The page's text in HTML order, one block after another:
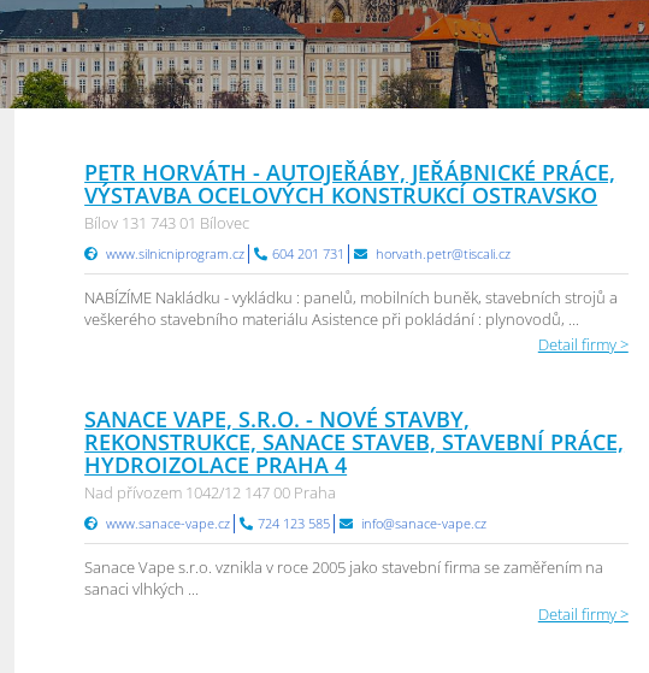
PETR HORVÁTH - AUTOJEŘÁBY, JEŘÁBNICKÉ PRÁCE,
VÝSTAVBA OCELOVÝCH KONSTRUKCÍ OSTRAVSKO
Bílov 131 743 01 Bílovec
www.silnicniprogram.cz 604 201 731 horvath.petr@tiscali.cz
NABÍZÍME Nakládku - vykládku : panelů, mobilních buněk, stavebních strojů a
veškerého stavebního materiálu Asistence při pokládání : plynovodů, ...
Detail firmy >
SANACE VAPE, S.R.O. - NOVÉ STAVBY,
REKONSTRUKCE, SANACE STAVEB, STAVEBNÍ PRÁCE,
HYDROIZOLACE PRAHA 4
Nad přívozem 1042/12 147 00 Praha
www.sanace-vape.cz 724 123 585 info@sanace-vape.cz
Sanace Vape s.r.o. vznikla v roce 2005 jako stavební firma se zaměřením na
sanaci vlhkých ...
Detail firmy >